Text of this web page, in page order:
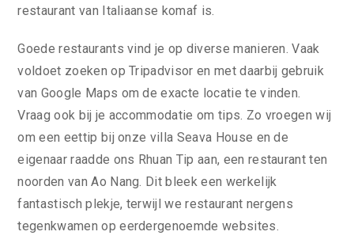
restaurant van Italiaanse komaf is.
Goede restaurants vind je op diverse manieren. Vaak
voldoet zoeken op Tripadvisor en met daarbij gebruik
van Google Maps om de exacte locatie te vinden.
Vraag ook bij je accommodatie om tips. Zo vroegen wij
om een eettip bij onze villa Seava House en de
eigenaar raadde ons Rhuan Tip aan, een restaurant ten
noorden van Ao Nang. Dit bleek een werkelijk
fantastisch plekje, terwijl we restaurant nergens
tegenkwamen op eerdergenoemde websites.